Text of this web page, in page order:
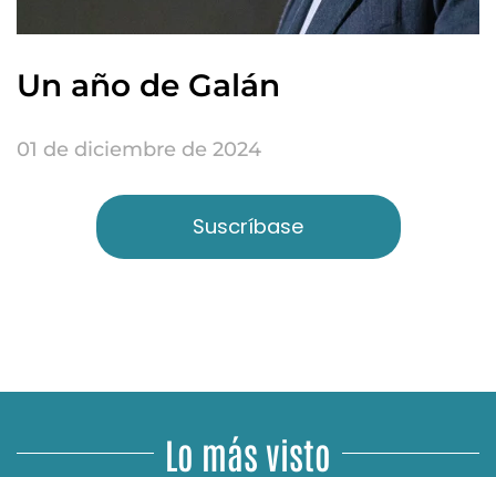
Un año de Galán
01 de diciembre de 2024
Suscríbase
Lo más visto